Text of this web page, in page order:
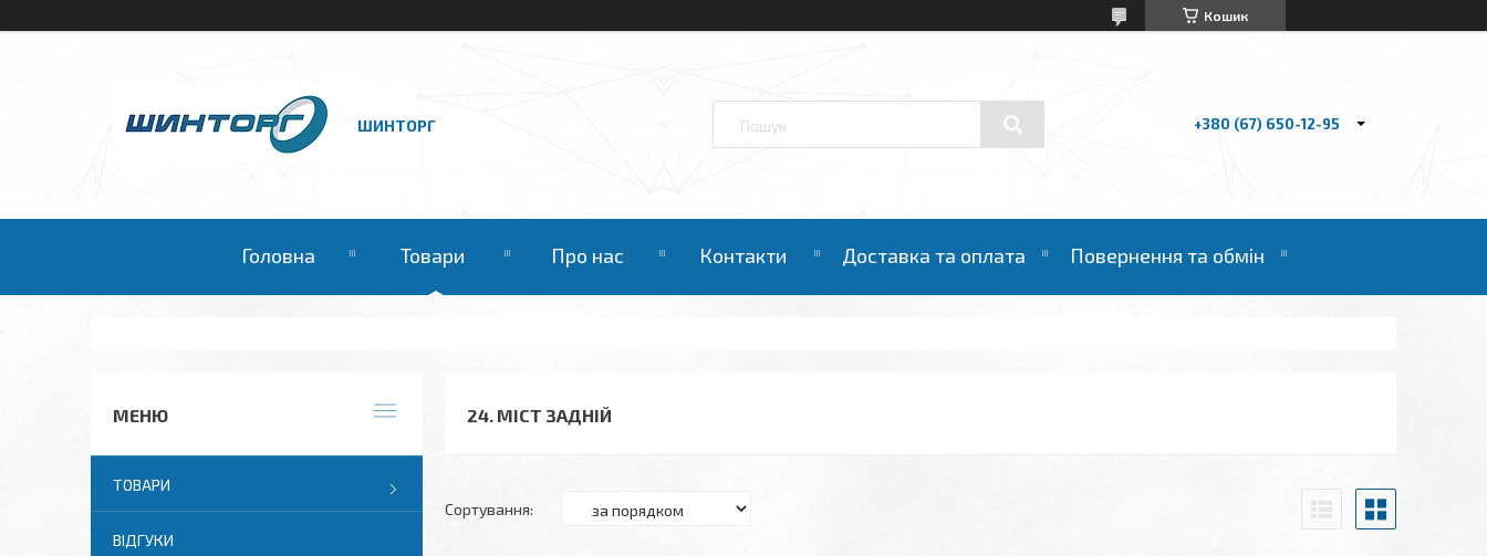
Кошик
ШИНТОРГ +380 (67) 650-12-95
Головна Товари Про нас Контакти Доставка та оплата Повернення та обмін
24. МІСТ ЗАДНІЙ
ТОВАРИ
ВІДГУКИ